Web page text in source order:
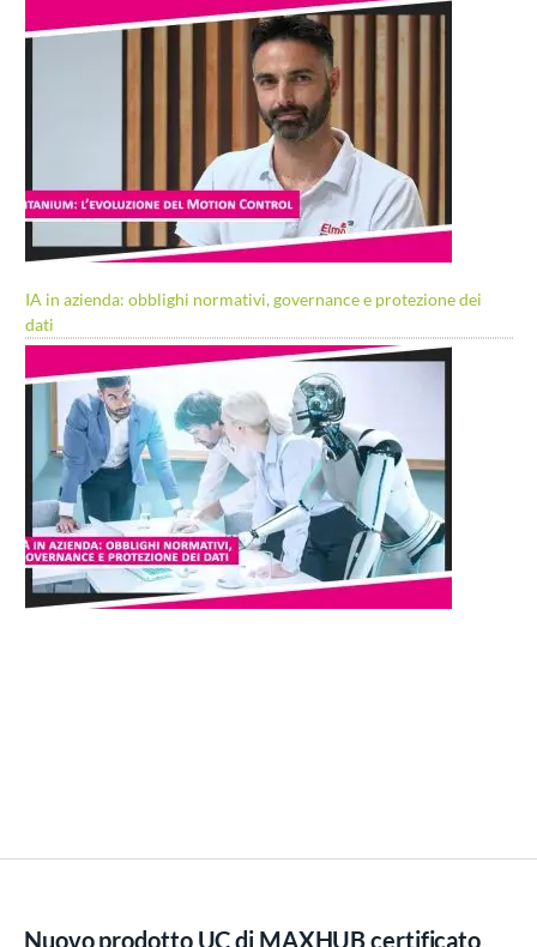
IA in azienda: obblighi normativi, governance e protezione dei
dati
Nuovo prodotto UC di MAXHUB certificato